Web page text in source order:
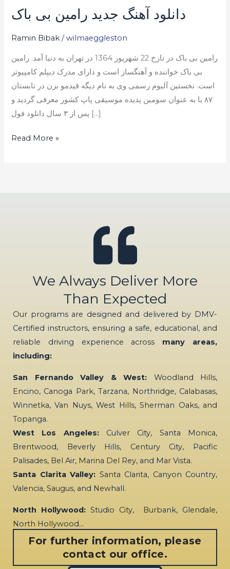
دانلود آهنگ جدید رامین بی باک
Ramin Bibak /wilmaeggleston
رامین بی باک در تارخ 22 شهریور 1364 در تهران به دنیا آمد. رامین
بی باک خواننده و آهنگساز است و دارای مدرک دیپلم کامپیوتر
است. نخستین آلبوم رسمی وی به نام دیگه قیدمو بزن در تابستان
۸۷ با به عنوان سومین پدیده موسیقی پاپ کشور معرفی گردید و
پس از ۳ سال دانلود فول […]
دانلود
جدید
رامین
باک
Read More »
We Always Deliver More
Than Expected
Our programs are designed and delivered by DMV-
Certified instructors, ensuring a safe, educational, and
reliable driving experience across many areas,
including:
San Fernando Valley & West: Woodland Hills,
Encino, Canoga Park, Tarzana, Northridge, Calabasas,
Winnetka, Van Nuys, West Hills, Sherman Oaks, and
Topanga.
West Los Angeles:Culver City, Santa Monica,
Brentwood, Beverly Hills, Century City, Pacific
Palisades, Bel Air, Marina Del Rey, and Mar Vista.
Santa Clarita Valley: Santa Clarita, Canyon Country,
Valencia, Saugus, and Newhall.
North Hollywood: Studio City, Burbank, Glendale,
North Hollywood…
For further information, please
contact our office.